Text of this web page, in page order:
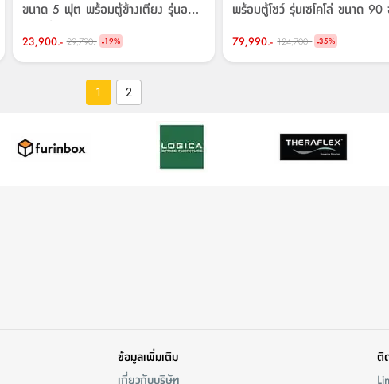
ขนาด 5 ฟุต พร้อมตู้ข้างเตียง รุ่นอนา
23,900.- 29,790.- -19%
พร้อมตู้โชว์ รุ่นเซโคโล่ ขนาด 90
79,990.- 124,700.- -35%
1 2
ข้อมูลเพิ่มเติม
เกี่ยวกับบริษัท
ติ